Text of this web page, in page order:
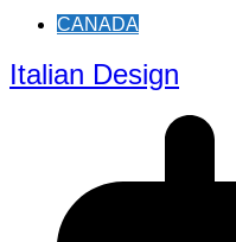
CANADA
Italian Design